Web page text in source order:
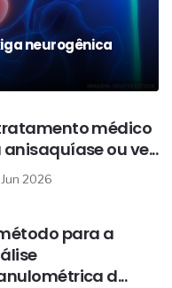
neurogênica
médico
anisaquíase ou ve...
2026
para a
d...